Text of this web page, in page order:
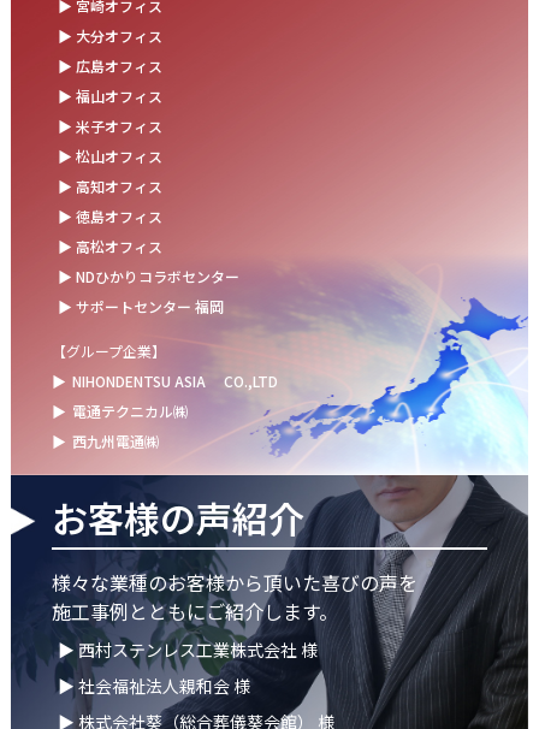
お盆の休業に伴うお知らせ
2025.07.11
事務部会＆懇親会を開催しました！
2025.06.27
＼新卒第9期生 辞令交付式を開催しました／
ウォーターサーバー設置完了！～健康経営の取組み～
▶ 宮崎オフィス
▶ 大分オフィス
▶ 広島オフィス
▶ 福山オフィス
▶ 米子オフィス
▶ 松山オフィス
▶ 高知オフィス
▶ 徳島オフィス
▶ 高松オフィス
▶ NDひかりコラボセンター
▶ サポートセンター 福岡
【グループ企業】
▶ NIHONDENTSU ASIA CO.,LTD
▶ 電通テクニカル㈱
▶ 西九州電通㈱
お客様の声紹介
様々な業種のお客様から頂いた喜びの声を
施工事例とともにご紹介します。
▶ 西村ステンレス工業株式会社 様
▶ 社会福祉法人親和会 様
▶ 株式会社葵（総合葬儀葵会館） 様